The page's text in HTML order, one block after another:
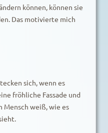
können, können sie
Das motivierte mich
sich, wenn es
fröhliche Fassade und
weiß, wie es